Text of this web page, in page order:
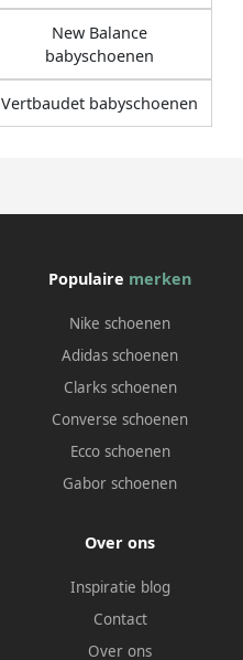
New Balance
babyschoenen
Vertbaudet babyschoenen
Populaire merken
Nike schoenen
Adidas schoenen
Clarks schoenen
Converse schoenen
Ecco schoenen
Gabor schoenen
Over ons
Inspiratie blog
Contact
Over ons